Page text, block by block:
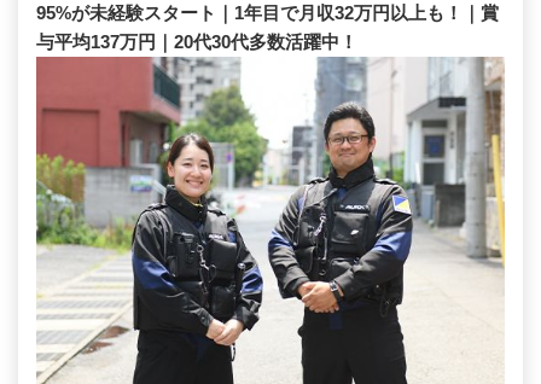
95%が未経験スタート｜1年目で月収32万円以上も！｜賞
与平均137万円｜20代30代多数活躍中！